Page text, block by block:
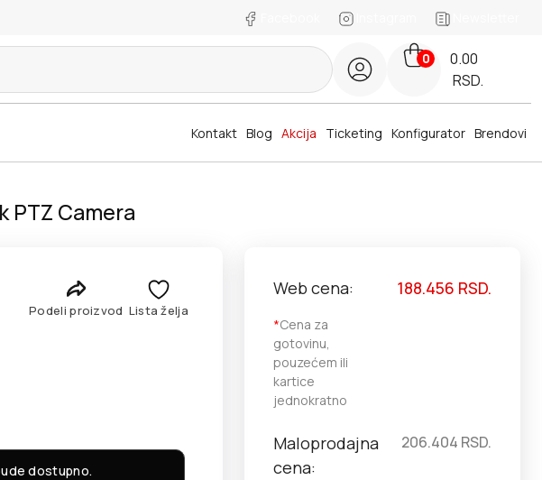
Instagram Newsletter
0
0.00
RSD.
Brendovi
Blog Akcija
Kontakt Ticketing Konfigurator
PTZ Camera
Podeli proizvod Lista želja
dostupno.
Web cena:
*Cena za
gotovinu,
pouzećem ili
kartice
jednokratno
188.456 RSD.
Maloprodajna
cena:
206.404 RSD.